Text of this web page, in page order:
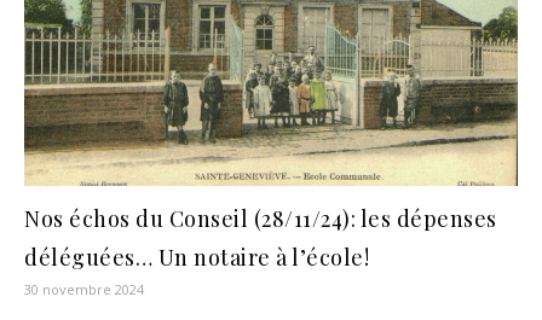
Nos échos du Conseil (28/11/24): les dépenses
déléguées… Un notaire à l’école!
30 novembre 2024